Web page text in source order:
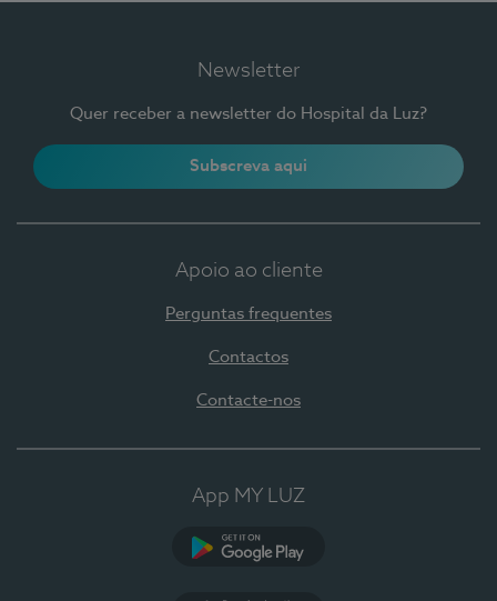
Newsletter
Quer receber a newsletter do Hospital da Luz?
Subscreva aqui
Apoio ao cliente
Perguntas frequentes
Contactos
Contacte-nos
App MY LUZ